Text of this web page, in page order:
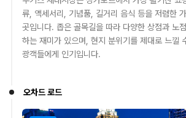
류, 액세서리, 기념품, 길거리 음식 등을 저렴한
곳입니다. 좁은 골목길을 따라 다양한 상점과 노
하는 재미가 있으며, 현지 분위기를 제대로 느낄
광객들에게 인기입니다.
오차드 로드